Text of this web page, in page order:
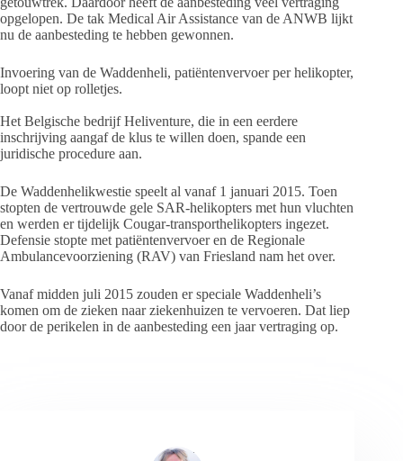
opgelopen. De tak Medical Air Assistance van de ANWB lijkt
nu de aanbesteding te hebben gewonnen.
Invoering van de Waddenheli, patiëntenvervoer per helikopter,
loopt niet op rolletjes.
Het Belgische bedrijf Heliventure, die in een eerdere
inschrijving aangaf de klus te willen doen, spande een
juridische procedure aan.
De Waddenhelikwestie speelt al vanaf 1 januari 2015. Toen
stopten de vertrouwde gele SAR-helikopters met hun vluchten
en werden er tijdelijk Cougar-transporthelikopters ingezet.
Defensie stopte met patiëntenvervoer en de Regionale
Ambulancevoorziening (RAV) van Friesland nam het over.
Vanaf midden juli 2015 zouden er speciale Waddenheli’s
komen om de zieken naar ziekenhuizen te vervoeren. Dat liep
door de perikelen in de aanbesteding een jaar vertraging op.